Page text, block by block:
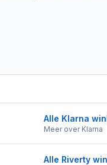
Alle Klarna
Meer over Klarna
Alle Riverty